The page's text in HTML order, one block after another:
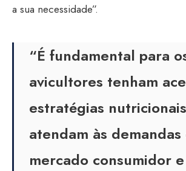
a sua necessidade”.
“É fundamental para
avicultores tenham
estratégias
atendam às
mercado consumidor